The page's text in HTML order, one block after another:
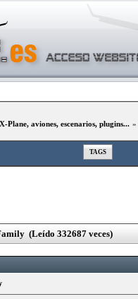
Plane, aviones, escenarios, plugins... »
TAGS
(Leído 332687 veces)